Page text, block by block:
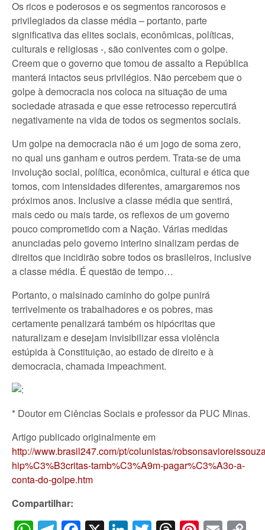
Os ricos e poderosos e os segmentos rancorosos e
privilegiados da classe média – portanto, parte
significativa das elites sociais, econômicas, políticas,
culturais e religiosas -, são coniventes com o golpe.
Creem que o governo que tomou de assalto a República
manterá intactos seus privilégios. Não percebem que o
golpe à democracia nos coloca na situação de uma
sociedade atrasada e que esse retrocesso repercutirá
negativamente na vida de todos os segmentos sociais.
Um golpe na democracia não é um jogo de soma zero,
no qual uns ganham e outros perdem. Trata-se de uma
involução social, política, econômica, cultural e ética que
tomos, com intensidades diferentes, amargaremos nos
próximos anos. Inclusive a classe média que sentirá,
mais cedo ou mais tarde, os reflexos de um governo
pouco comprometido com a Nação. Várias medidas
anunciadas pelo governo interino sinalizam perdas de
direitos que incidirão sobre todos os brasileiros, inclusive
a classe média. É questão de tempo…
Portanto, o malsinado caminho do golpe punirá
terrivelmente os trabalhadores e os pobres, mas
certamente penalizará também os hipócritas que
naturalizam e desejam invisibilizar essa violência
estúpida à Constituição, ao estado de direito e à
democracia, chamada impeachment.
* Doutor em Ciências Sociais e professor da PUC Minas.
Artigo publicado originalmente em
http://www.brasil247.com/pt/colunistas/
hip%C3%B3critas-tamb%C3%A9m-pagar%C3%A3o-a-
conta-do-golpe.htm
Compartilhar: